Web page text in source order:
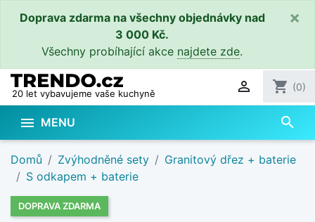
Doprava zdarma na všechny objednávky nad
3 000 Kč.
Všechny probíhající akce najdete zde.
×
20 let vybavujeme vaše kuchyně  shopping_cart (0)
 MENU search
Domů Zvýhodněné sety
Granitový dřez + baterie
S odkapem + baterie
DOPRAVA ZDARMA